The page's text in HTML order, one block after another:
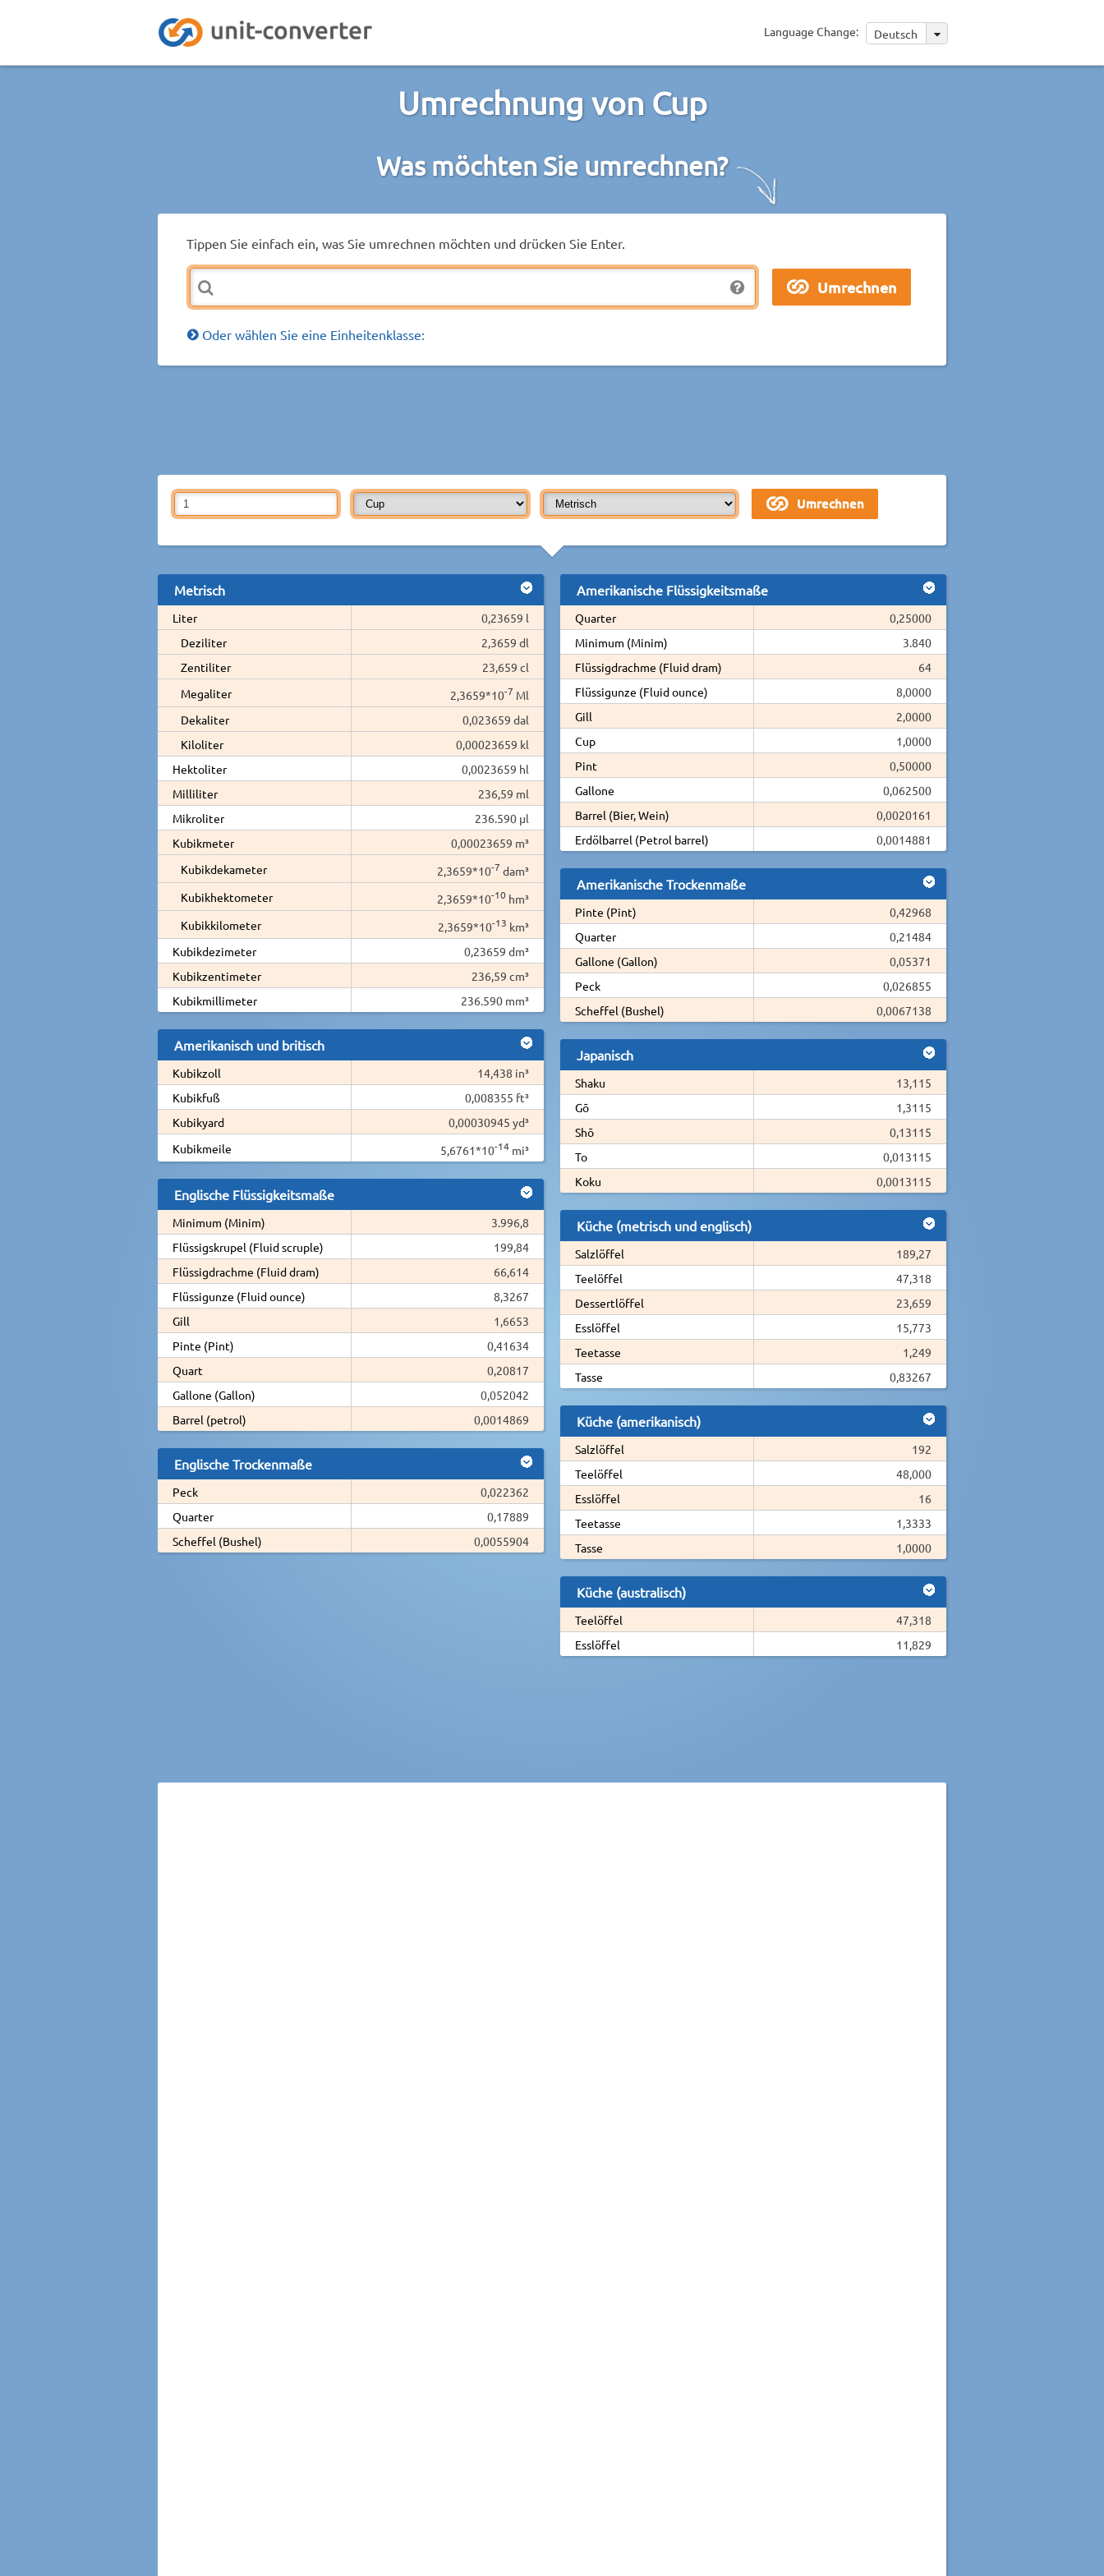
Language Change: Deutsch
Umrechnung von Cup
Was möchten Sie umrechnen?
Tippen Sie einfach ein, was Sie umrechnen möchten und drücken Sie Enter.
Oder wählen Sie eine Einheitenklasse:
Metrisch
Liter
0,23659 l
Deziliter
2,3659 dl
Zentiliter
23,659 cl
Megaliter
2,3659*10-7 Ml
Dekaliter
0,023659 dal
Kiloliter
0,00023659 kl
Hektoliter
0,0023659 hl
Milliliter
236,59 ml
Mikroliter
236.590 µl
Kubikmeter
0,00023659 m³
Kubikdekameter
2,3659*10-7 dam³
Kubikhektometer
2,3659*10-10 hm³
Kubikkilometer
2,3659*10-13 km³
Kubikdezimeter
0,23659 dm³
Kubikzentimeter
236,59 cm³
Kubikmillimeter
236.590 mm³
Amerikanisch und britisch
Kubikzoll
14,438 in³
Kubikfuß
0,008355 ft³
Kubikyard
0,00030945 yd³
Kubikmeile
5,6761*10-14 mi³
Englische Flüssigkeitsmaße
Minimum (Minim)
3.996,8
Flüssigskrupel (Fluid scruple)
199,84
Flüssigdrachme (Fluid dram)
66,614
Flüssigunze (Fluid ounce)
8,3267
Gill
1,6653
Pinte (Pint)
0,41634
Quart
0,20817
Gallone (Gallon)
0,052042
Barrel (petrol)
0,0014869
Englische Trockenmaße
Peck
0,022362
Quarter
0,17889
Scheffel (Bushel)
0,0055904
Amerikanische Flüssigkeitsmaße
Quarter
0,25000
Minimum (Minim)
3.840
Flüssigdrachme (Fluid dram)
64
Flüssigunze (Fluid ounce)
8,0000
Gill
2,0000
Cup
1,0000
Pint
0,50000
Gallone
0,062500
Barrel (Bier, Wein)
0,0020161
Erdölbarrel (Petrol barrel)
0,0014881
Amerikanische Trockenmaße
Pinte (Pint)
0,42968
Quarter
0,21484
Gallone (Gallon)
0,05371
Peck
0,026855
Scheffel (Bushel)
0,0067138
Japanisch
Shaku
13,115
Gō
1,3115
Shō
0,13115
To
0,013115
Koku
0,0013115
Küche (metrisch und englisch)
Salzlöffel
189,27
Teelöffel
47,318
Dessertlöffel
23,659
Esslöffel
15,773
Teetasse
1,249
Tasse
0,83267
Küche (amerikanisch)
Salzlöffel
192
Teelöffel
48,000
Esslöffel
16
Teetasse
1,3333
Tasse
1,0000
Küche (australisch)
Teelöffel
47,318
Esslöffel
11,829